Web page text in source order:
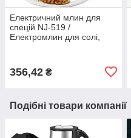
Електричний млин для
спецій NJ-519 /
Електромлин для солі,
356,42 ₴
Подібні товари компанії